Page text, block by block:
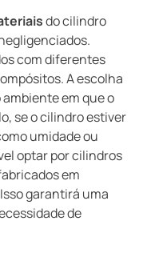
do cilindro
com diferentes
A escolha
em que o
se o cilindro estiver
umidade ou
optar por cilindros
em
garantirá uma
de